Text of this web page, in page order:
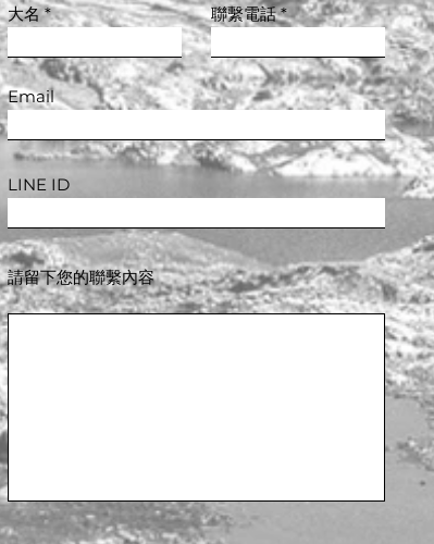
大名 聯繫電話
Email
LINE ID
請留下您的聯繫內容